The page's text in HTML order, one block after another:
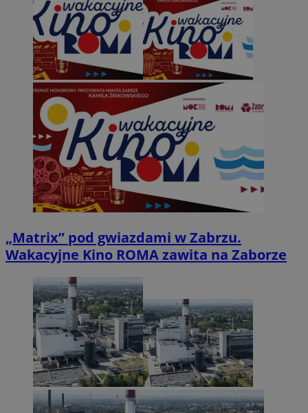
„Matrix” pod gwiazdami w Zabrzu.
Wakacyjne Kino ROMA zawita na Zaborze